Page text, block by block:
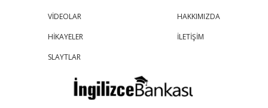
VİDEOLAR
HİKAYELER
SLAYTLAR
HAKKIMIZDA
İLETİŞİM